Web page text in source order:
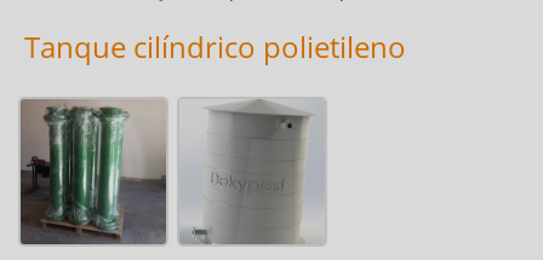
Tanque cilíndrico polietileno